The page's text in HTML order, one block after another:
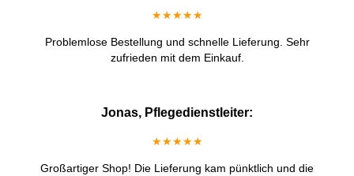
★★★★★
Problemlose Bestellung und schnelle Lieferung. Sehr
zufrieden mit dem Einkauf.
Jonas, Pflegedienstleiter:
★★★★★
Großartiger Shop! Die Lieferung kam pünktlich und die